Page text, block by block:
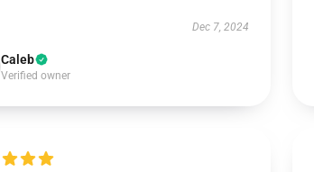
Dec 7, 2024
Caleb
Verified owner